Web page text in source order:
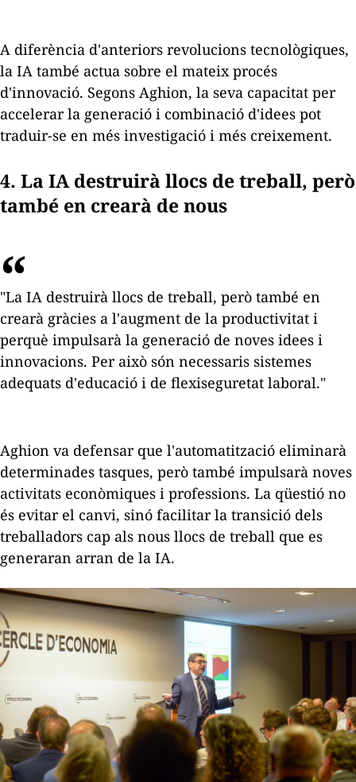
A diferència d'anteriors revolucions tecnològiques,
la IA també actua sobre el mateix procés
d'innovació. Segons Aghion, la seva capacitat per
accelerar la generació i combinació d'idees pot
traduir-se en més investigació i més creixement.
4. La IA destruirà llocs de treball, però
també en crearà de nous
"La IA destruirà llocs de treball, però també en
crearà gràcies a l'augment de la productivitat i
perquè impulsarà la generació de noves idees i
innovacions. Per això són necessaris sistemes
adequats d'educació i de flexiseguretat laboral."
Aghion va defensar que l'automatització eliminarà
determinades tasques, però també impulsarà noves
activitats econòmiques i professions. La qüestió no
és evitar el canvi, sinó facilitar la transició dels
treballadors cap als nous llocs de treball que es
generaran arran de la IA.